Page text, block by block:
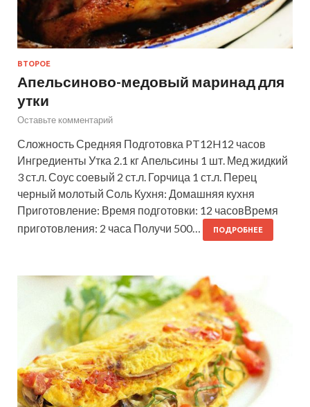
ВТОРОЕ
Апельсиново-медовый маринад для
утки
Оставьте комментарий
Сложность Средняя Подготовка PT12H12 часов
Ингредиенты Утка 2.1 кг Апельсины 1 шт. Мед жидкий
3 ст.л. Соус соевый 2 ст.л. Горчица 1 ст.л. Перец
черный молотый Соль Кухня: Домашняя кухня
Приготовление: Время подготовки: 12 часовВремя
приготовления: 2 часа Получи 500…
ПОДРОБНЕЕ